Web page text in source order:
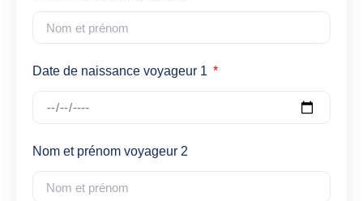
Date de naissance voyageur 1
Nom et prénom voyageur 2